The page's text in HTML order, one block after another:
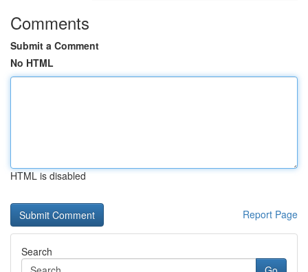
Comments
Submit a Comment
No HTML
HTML is disabled
Report Page
Search